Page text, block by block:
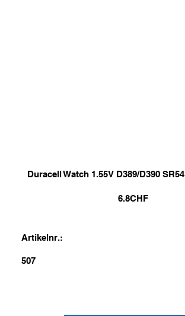
Duracell Watch 1.55V D389/D390 SR54
6.8CHF
Artikelnr.:
507